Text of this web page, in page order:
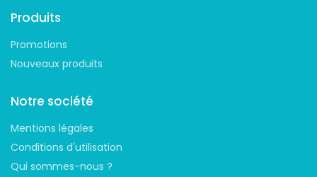
Produits
Promotions
Nouveaux produits
Notre société
Mentions légales
Conditions d'utilisation
Qui sommes-nous ?